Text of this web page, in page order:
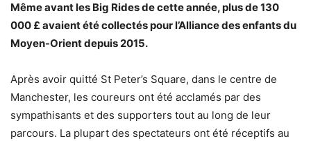
Même avant les Big Rides de cette année, plus de 130
000 £ avaient été collectés pour l’Alliance des enfants du
Moyen-Orient depuis 2015.
Après avoir quitté St Peter’s Square, dans le centre de
Manchester, les coureurs ont été acclamés par des
sympathisants et des supporters tout au long de leur
parcours. La plupart des spectateurs ont été réceptifs au